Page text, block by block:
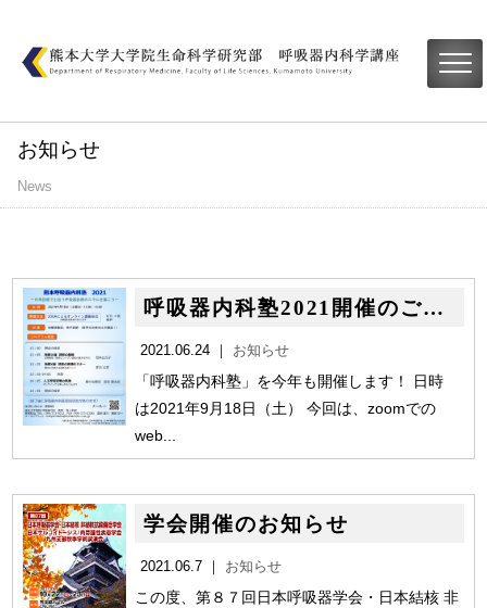
お知らせ
News
呼吸器内科塾2021開催のご案内
2021.06.24 ｜ お知らせ
「呼吸器内科塾」を今年も開催します！ 日時
は2021年9月18日（土） 今回は、zoomでの
web...
学会開催のお知らせ
2021.06.7 ｜ お知らせ
この度、第８７回日本呼吸器学会・日本結核 非